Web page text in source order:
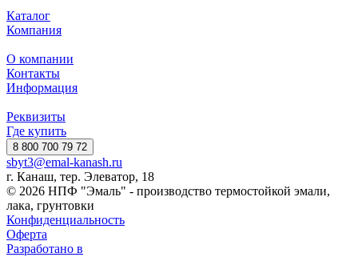
Каталог
Компания
О компании
Контакты
Информация
Реквизиты
Где купить
8 800 700 79 72
sbyt3@emal-kanash.ru
г. Канаш, тер. Элеватор, 18
© 2026 НПФ "Эмаль" - производство термостойкой эмали,
лака, грунтовки
Конфиденциальность
Оферта
Разработано в